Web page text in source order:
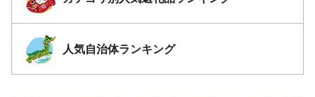
人気自治体ランキング